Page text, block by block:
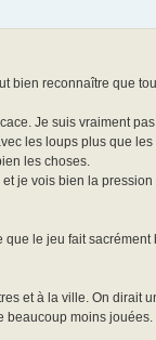
bien reconnaître que
Je suis vraiment
les loups plus que
les choses.
je vois bien la
le jeu fait
et à la ville. On dirait
beaucoup moins jouées.